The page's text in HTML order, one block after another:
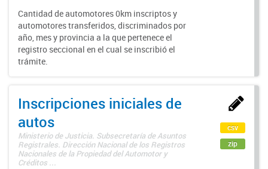
Cantidad de automotores 0km inscriptos y
automotores transferidos, discriminados por
año, mes y provincia a la que pertenece el
registro seccional en el cual se inscribió el
trámite.
Inscripciones iniciales de
autos
Ministerio de Justicia. Subsecretaría de Asuntos
Registrales. Dirección Nacional de los Registros
Nacionales de la Propiedad del Automotor y
Créditos ...
csv
zip